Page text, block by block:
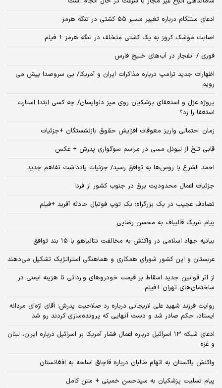
ادعای سنتکام درباره تغییر مسیر ۵۵ کشتی در تنگه هرمز
اصابت موشک کروز به یک کشتی متخلف در تنگه هرمز + فیلم
فوری / انفجار در آب‌های خلیج فارس
اظهارات جدید ترامپ درباره مذاکرات ایران و آمریکا/ بی سروصدا پیش می
رویم
پروژه عزل و استعفای پزشکیان روی میز دلواپسان/ چه کسی ابتدا استارت
استعفا را زد؟
زمان احتمالی واریز معوقات افزایش حقوق بازنشستگان +جزئیات
قابی تلخ از لیونل مسی در مراسم سوگواری پدرش + عکس
احمد الشرع با روس‌ها به توافق رسید/ جزئیات یادداشت تفاهم جدید
جزئیات اعمال محدودیت برق در جنوب کشور از فردا
تصادف عجیب در یک بزرگراه؛ یک توپ فوتبال حادثه‌ آفرید +فیلم
پیام تبریک قالیباف به محسن رضایی
بیانیه جهاد اسلامی در واکنش به مخالفت نتانیاهو با ۱۵ بند توافق
عربستان و این کشور شورای همکاری و هماهنگی استراتژیک تشکیل می‌دهند
از اثر قوانین جدید اسقاط بر قیمت خودروهای وارداتی تا هزینه ایمنی در
ساختمان‌های تهران +فیلم
روایت فرزند شهید علی لاریجانی درباره رد صلاحیت پدرش؛ آقای اژه‌ای مردانه
ایستاد، حکم صادر شد و دست آنهایی که پرونده‌سازی کردند رو شد
ادعای شبکه ۱۳ اسرائیل درباره اعمال فشار آمریکا بر اسرائیل درباره ایران، لبنان
و غزه
واکنش پاکستان به اتهام طالبان درباره قاچاق اسلحه به افغانستان
پیام تسلیت پزشکیان به سیدحسن خمینی + متن کامل